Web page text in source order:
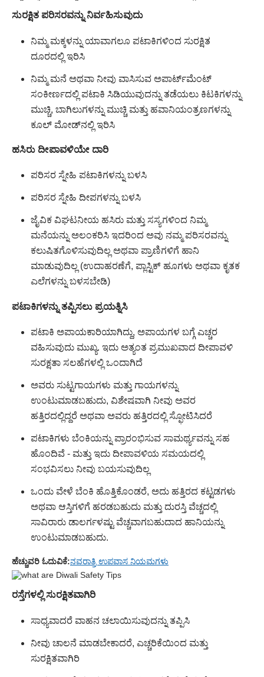
ಸುರಕ್ಷಿತ ಪರಿಸರವನ್ನು ನಿರ್ವಹಿಸುವುದು
ನಿಮ್ಮ ಮಕ್ಕಳನ್ನು ಯಾವಾಗಲೂ ಪಟಾಕಿಗಳಿಂದ ಸುರಕ್ಷಿತ
ದೂರದಲ್ಲಿ ಇರಿಸಿ
ನಿಮ್ಮ ಮನೆ ಅಥವಾ ನೀವು ವಾಸಿಸುವ ಅಪಾರ್ಟ್‌ಮೆಂಟ್
ಸಂಕೀರ್ಣದಲ್ಲಿ ಪಟಾಕಿ ಸಿಡಿಯುವುದನ್ನು ತಡೆಯಲು ಕಿಟಕಿಗಳನ್ನು
ಮುಚ್ಚಿ, ಬಾಗಿಲುಗಳನ್ನು ಮುಚ್ಚಿ ಮತ್ತು ಹವಾನಿಯಂತ್ರಣಗಳನ್ನು
ಕೂಲ್ ಮೋಡ್‌ನಲ್ಲಿ ಇರಿಸಿ
ಹಸಿರು ದೀಪಾವಳಿಯೇ ದಾರಿ
ಪರಿಸರ ಸ್ನೇಹಿ ಪಟಾಕಿಗಳನ್ನು ಬಳಸಿ
ಪರಿಸರ ಸ್ನೇಹಿ ದೀಪಗಳನ್ನು ಬಳಸಿ
ಜೈವಿಕ ವಿಘಟನೀಯ ಹಸಿರು ಮತ್ತು ಸಸ್ಯಗಳಿಂದ ನಿಮ್ಮ
ಮನೆಯನ್ನು ಅಲಂಕರಿಸಿ ಇದರಿಂದ ಅವು ನಮ್ಮ ಪರಿಸರವನ್ನು
ಕಲುಷಿತಗೊಳಿಸುವುದಿಲ್ಲ ಅಥವಾ ಪ್ರಾಣಿಗಳಿಗೆ ಹಾನಿ
ಮಾಡುವುದಿಲ್ಲ (ಉದಾಹರಣೆಗೆ, ಪ್ಲಾಸ್ಟಿಕ್ ಹೂಗಳು ಅಥವಾ ಕೃತಕ
ಎಲೆಗಳನ್ನು ಬಳಸಬೇಡಿ)
ಪಟಾಕಿಗಳನ್ನು ತಪ್ಪಿಸಲು ಪ್ರಯತ್ನಿಸಿ
ಪಟಾಕಿ ಅಪಾಯಕಾರಿಯಾಗಿದ್ದು, ಅಪಾಯಗಳ ಬಗ್ಗೆ ಎಚ್ಚರ
ವಹಿಸುವುದು ಮುಖ್ಯ. ಇದು ಅತ್ಯಂತ ಪ್ರಮುಖವಾದ ದೀಪಾವಳಿ
ಸುರಕ್ಷತಾ ಸಲಹೆಗಳಲ್ಲಿ ಒಂದಾಗಿದೆ
ಅವರು ಸುಟ್ಟಗಾಯಗಳು ಮತ್ತು ಗಾಯಗಳನ್ನು
ಉಂಟುಮಾಡಬಹುದು, ವಿಶೇಷವಾಗಿ ನೀವು ಅವರ
ಹತ್ತಿರದಲ್ಲಿದ್ದರೆ ಅಥವಾ ಅವರು ಹತ್ತಿರದಲ್ಲಿ ಸ್ಫೋಟಿಸಿದರೆ
ಪಟಾಕಿಗಳು ಬೆಂಕಿಯನ್ನು ಪ್ರಾರಂಭಿಸುವ ಸಾಮರ್ಥ್ಯವನ್ನು ಸಹ
ಹೊಂದಿವೆ - ಮತ್ತು ಇದು ದೀಪಾವಳಿಯ ಸಮಯದಲ್ಲಿ
ಸಂಭವಿಸಲು ನೀವು ಬಯಸುವುದಿಲ್ಲ
ಒಂದು ವೇಳೆ ಬೆಂಕಿ ಹೊತ್ತಿಕೊಂಡರೆ, ಅದು ಹತ್ತಿರದ ಕಟ್ಟಡಗಳು
ಅಥವಾ ಆಸ್ತಿಗಳಿಗೆ ಹರಡಬಹುದು ಮತ್ತು ದುರಸ್ತಿ ವೆಚ್ಚದಲ್ಲಿ
ಸಾವಿರಾರು ಡಾಲರ್ಗಳಷ್ಟು ವೆಚ್ಚವಾಗಬಹುದಾದ ಹಾನಿಯನ್ನು
ಉಂಟುಮಾಡಬಹುದು.
ಹೆಚ್ಚುವರಿ ಓದುವಿಕೆ:ನವರಾತ್ರಿ ಉಪವಾಸ ನಿಯಮಗಳು
ರಸ್ತೆಗಳಲ್ಲಿ ಸುರಕ್ಷಿತವಾಗಿರಿ
ಸಾಧ್ಯವಾದರೆ ವಾಹನ ಚಲಾಯಿಸುವುದನ್ನು ತಪ್ಪಿಸಿ
ನೀವು ಚಾಲನೆ ಮಾಡಬೇಕಾದರೆ, ಎಚ್ಚರಿಕೆಯಿಂದ ಮತ್ತು
ಸುರಕ್ಷಿತವಾಗಿರಿ